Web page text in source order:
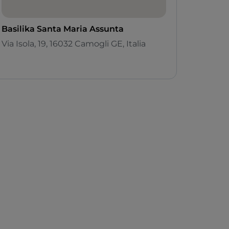
Basilika Santa Maria Assunta
Via Isola, 19, 16032 Camogli GE, Italia